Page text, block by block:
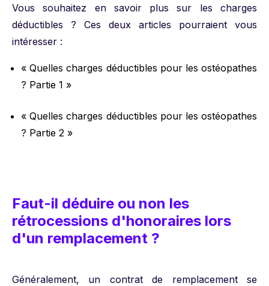
Vous souhaitez en savoir plus sur les charges
déductibles ? Ces deux articles pourraient vous
intéresser :
« Quelles charges déductibles pour les ostéopathes
? Partie 1 »
« Quelles charges déductibles pour les ostéopathes
? Partie 2 »
Faut-il déduire ou non les
rétrocessions d'honoraires lors
d'un remplacement ?
Généralement, un contrat de remplacement se